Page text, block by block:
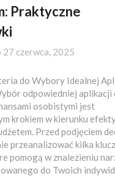
Praktyczne
27 czerwca, 2025
do Wybory Idealnej
odpowiedniej aplikacji
osobistymi jest
krokiem w kierunku
Przed podjęciem
przeanalizować kilka
pomogą w znalezieniu
do Twoich